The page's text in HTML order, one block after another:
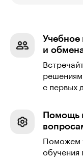
и
с первых
Помощь
Поможем
обучения